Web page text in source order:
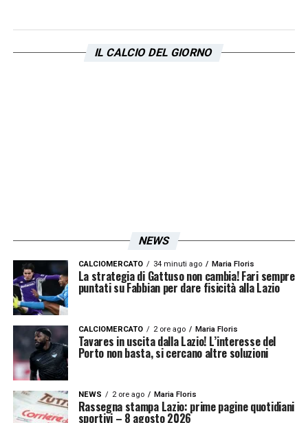
Fenerbahçe, che stasera conclude il suo
precampionato, e tra sette giorni giocherà a
chiaramente: “C’è da seminare, questa
squadra va portata sul livello delle mie
aspettative. Vedo giocatori tatticamente
acerbi”. I due test a Istanbul, contro due
squadre nettamente avanti con la
preparazione (sabato il test con il
Galatasaray, che giocherà la sua prima gara
ufficiale venerdì 8 agosto contro il
Gaziantep), rispondono all’esigenza di
IL CALCIO DEL GIORNO
NEWS
CALCIOMERCATO 34 minuti ago Maria Floris
La strategia di Gattuso non cambia! Fari sempre
puntati su Fabbian per dare fisicità alla Lazio
CALCIOMERCATO 2 ore ago Maria Floris
Tavares in uscita dalla Lazio! L’interesse del
Porto non basta, si cercano altre soluzioni
NEWS 2 ore ago Maria Floris
Rassegna stampa Lazio: prime pagine quotidiani
sportivi – 8 agosto 2026